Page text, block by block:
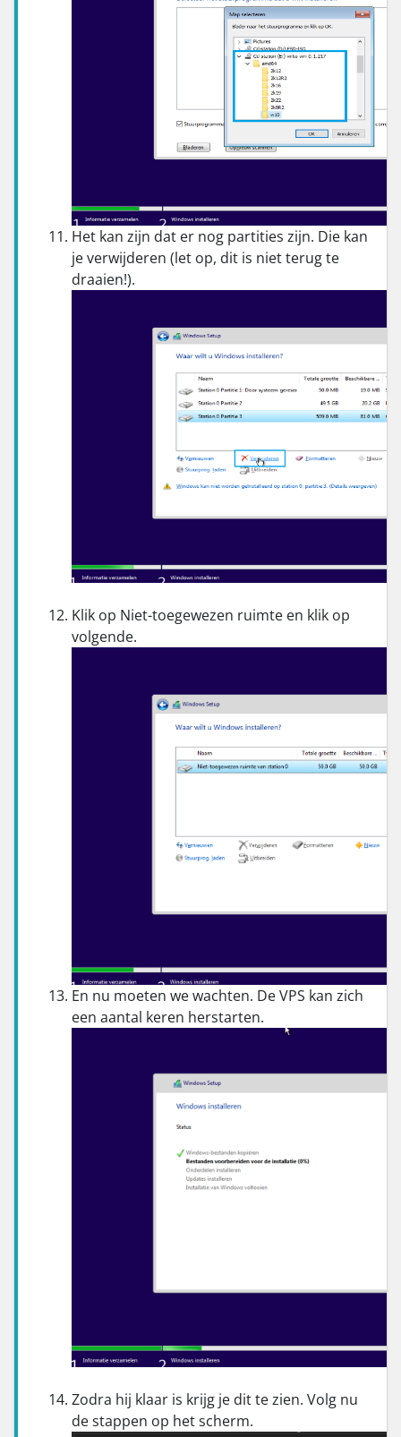
Het kan zijn dat er nog partities zijn. Die kan
je verwijderen (let op, dit is niet terug te
draaien!).
Klik op Niet-toegewezen ruimte en klik op
volgende.
En nu moeten we wachten. De VPS kan zich
een aantal keren herstarten.
Zodra hij klaar is krijg je dit te zien. Volg nu
de stappen op het scherm.